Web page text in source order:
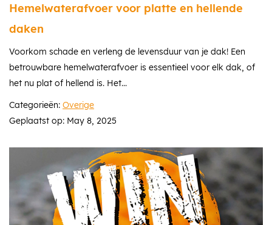
Hemelwaterafvoer voor platte en hellende
daken
Voorkom schade en verleng de levensduur van je dak! Een
betrouwbare hemelwaterafvoer is essentieel voor elk dak, of
het nu plat of hellend is. Het...
Categorieën: Overige
Geplaatst op: May 8, 2025